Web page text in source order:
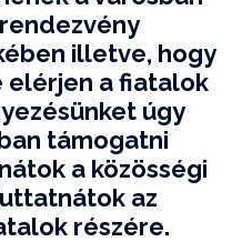
illetve, hogy
elérjen a fiatalok
úgy
támogatni
a közösségi
az
részére.